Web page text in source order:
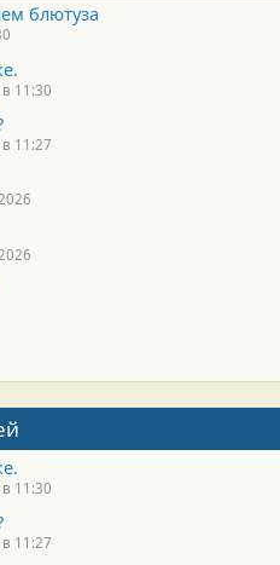
блютуза
11:30
11:27
11:30
11:27